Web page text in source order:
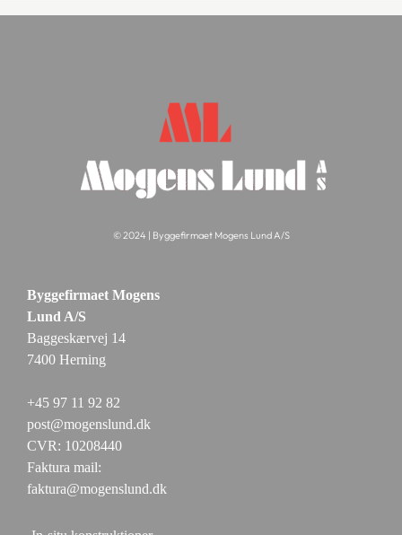
© 2024 | Byggefirmaet Mogens Lund A/S
Byggefirmaet Mogens
Lund A/S
Baggeskærvej 14
7400 Herning
+45 97 11 92 82
post@mogenslund.dk
CVR: 10208440
Faktura mail:
faktura@mogenslund.dk